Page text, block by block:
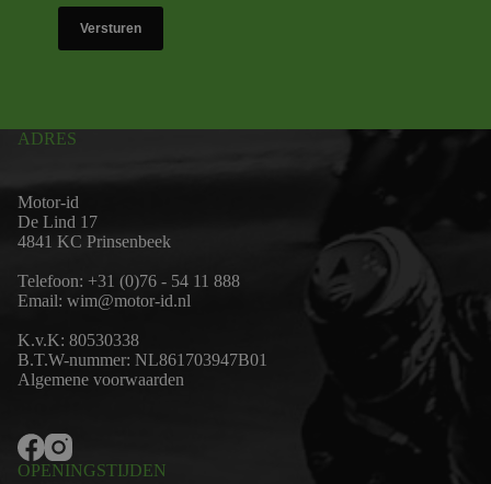
Versturen
ADRES
Motor-id
De Lind 17
4841 KC Prinsenbeek
Telefoon: +31 (0)76 - 54 11 888
Email: wim@motor-id.nl
K.v.K: 80530338
B.T.W-nummer: NL861703947B01
Algemene voorwaarden
OPENINGSTIJDEN